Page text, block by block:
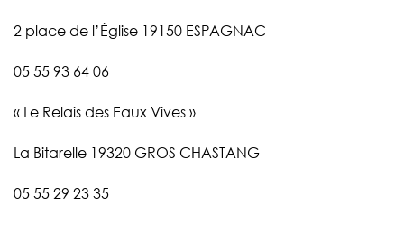
2 place de l’Église 19150 ESPAGNAC
05 55 93 64 06
« Le Relais des Eaux Vives »
La Bitarelle 19320 GROS CHASTANG
05 55 29 23 35